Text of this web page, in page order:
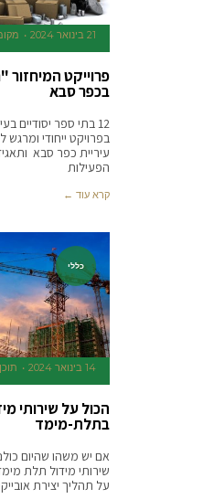
21 בינואר 2024
פרוייקט
בכפר סבא
12 בתי ספר יסודיים
בפרויקט ייחודי
עיריית כפר סבא
הפעילות
קרא עוד ←
כללי
14 בינואר 2024
הכול על שירותי
בתלת-מימד
אם יש משהו שהיום
שירותי מידול תלת
על תהליך יצירת